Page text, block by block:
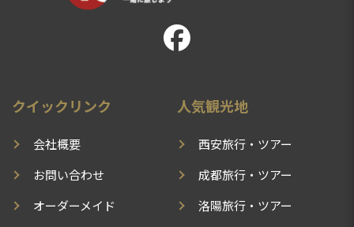
クイックリンク
会社概要
お問い合わせ
オーダーメイド
人気観光地
西安旅行・ツアー
成都旅行・ツアー
洛陽旅行・ツアー